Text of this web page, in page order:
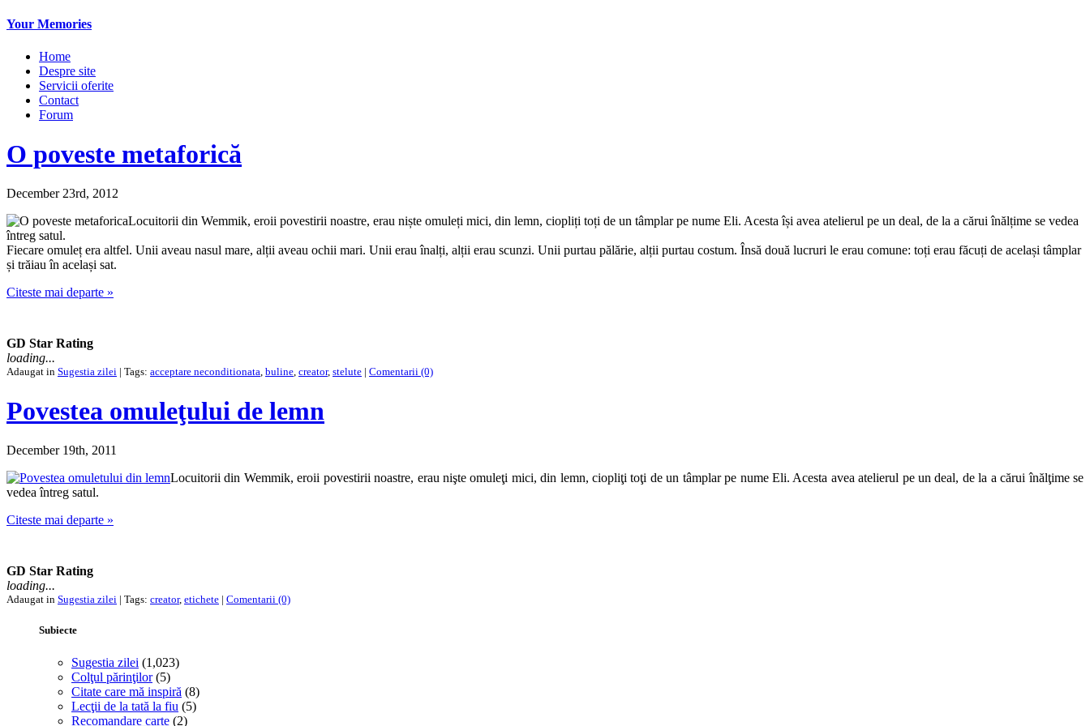
Your Memories
Home
Despre site
Servicii oferite
Contact
Forum
O poveste metaforică
December 23rd, 2012
Locuitorii din Wemmik, eroii povestirii noastre, erau niște omuleți mici, din lemn, ciopliți toți de un tâmplar pe nume Eli. Acesta își avea atelierul pe un deal, de la a cărui înălțime se vedea
întreg satul.
Fiecare omuleț era altfel. Unii aveau nasul mare, alții aveau ochii mari. Unii erau înalți, alții erau scunzi. Unii purtau pălărie, alții purtau costum. Însă două lucruri le erau comune: toți erau făcuți de același tâmplar
și trăiau în același sat.
Citeste mai departe »
GD Star Rating
loading...
Adaugat in Sugestia zilei | Tags: acceptare neconditionata, buline, creator, stelute | Comentarii (0)
Povestea omuleţului de lemn
December 19th, 2011
Locuitorii din Wemmik, eroii povestirii noastre, erau nişte omuleţi mici, din lemn, ciopliţi toţi de un tâmplar pe nume Eli. Acesta avea atelierul pe un deal, de la a cărui înălţime se
vedea întreg satul.
Citeste mai departe »
GD Star Rating
loading...
Adaugat in Sugestia zilei | Tags: creator, etichete | Comentarii (0)
Subiecte
Sugestia zilei (1,023)
Colţul părinţilor(5)
Citate care mă inspiră (8)
Lecţii de la tată la fiu (5)
Recomandare carte (2)